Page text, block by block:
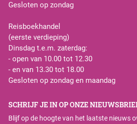
Gesloten op zondag
Reisboekhandel
(eerste verdieping)
Dinsdag t.e.m. zaterdag:
- open van 10.00 tot 12.30
- en van 13.30 tot 18.00
Gesloten op zondag en maandag
SCHRIJF JE IN OP ONZE
Blijf op de hoogte van het laatste nieuws